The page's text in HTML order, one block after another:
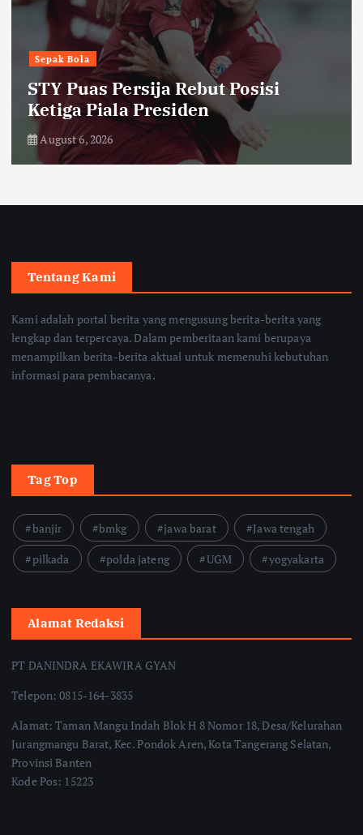
Sepak Bola
STY Puas Persija Rebut Posisi
Ketiga Piala Presiden
August 6, 2026
Tentang Kami
Kami adalah portal berita yang mengusung berita-berita yang
lengkap dan terpercaya. Dalam pemberitaan kami berupaya
menampilkan berita-berita aktual untuk memenuhi kebutuhan
informasi para pembacanya.
Tag Top
banjir bmkg jawa barat
Jawa tengah
pilkada
polda jateng UGM yogyakarta
Alamat Redaksi
PT DANINDRA EKAWIRA GYAN
Telepon: 0815-164-3835
Alamat: Taman Mangu Indah Blok H 8 Nomor 18, Desa/Kelurahan
Jurangmangu Barat, Kec. Pondok Aren, Kota Tangerang Selatan,
Provinsi Banten
Kode Pos: 15223